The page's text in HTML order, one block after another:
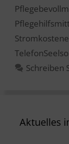
Schreiben
Aktuelles